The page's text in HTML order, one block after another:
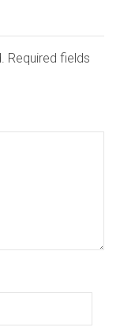
Required fields